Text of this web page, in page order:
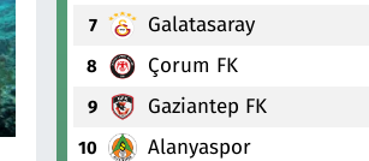
7 Galatasaray
8 Çorum FK
9 Gaziantep FK
10 Alanyaspor